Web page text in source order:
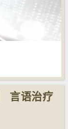
言语治疗